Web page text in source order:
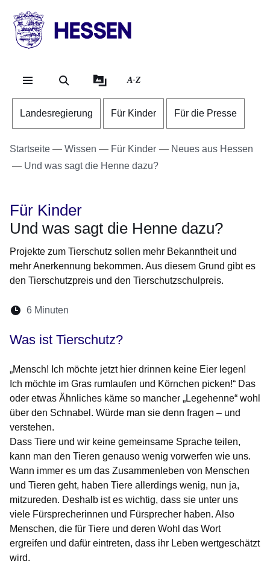
HESSEN
Landesregierung
A-Z
Landesregierung Für Kinder Für die Presse
Startseite Wissen Für Kinder
Neues aus Hessen
Und was sagt die Henne dazu?
Für Kinder
Und was sagt die Henne dazu?
Projekte zum Tierschutz sollen mehr Bekanntheit und
mehr Anerkennung bekommen. Aus diesem Grund gibt es
den Tierschutzpreis und den Tierschutzschulpreis.
Lesedauer:
6 Minuten
Was ist Tierschutz?
„Mensch! Ich möchte jetzt hier drinnen keine Eier legen!
Ich möchte im Gras rumlaufen und Körnchen picken!“ Das
oder etwas Ähnliches käme so mancher „Legehenne“ wohl
über den Schnabel. Würde man sie denn fragen – und
verstehen.
Dass Tiere und wir keine gemeinsame Sprache teilen,
kann man den Tieren genauso wenig vorwerfen wie uns.
Wann immer es um das Zusammenleben von Menschen
und Tieren geht, haben Tiere allerdings wenig, nun ja,
mitzureden. Deshalb ist es wichtig, dass sie unter uns
viele Fürsprecherinnen und Fürsprecher haben. Also
Menschen, die für Tiere und deren Wohl das Wort
ergreifen und dafür eintreten, dass ihr Leben wertgeschätzt
wird.